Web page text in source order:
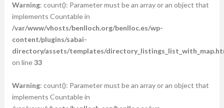
Warning: count(): Parameter must be an array or an object that
implements Countable in
/var/www/vhosts/benlloch.org/benlloc.es/wp-
content/plugins/sabai-
directory/assets/templates/
on line33
Warning: count(): Parameter must be an array or an object that
implements Countable in